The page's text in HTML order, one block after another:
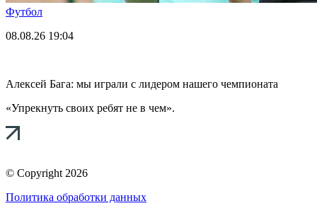
Футбол
08.08.26 19:04
Алексей Бага: мы играли с лидером нашего чемпионата
«Упрекнуть своих ребят не в чем».
© Copyright 2026
Политика обработки данных